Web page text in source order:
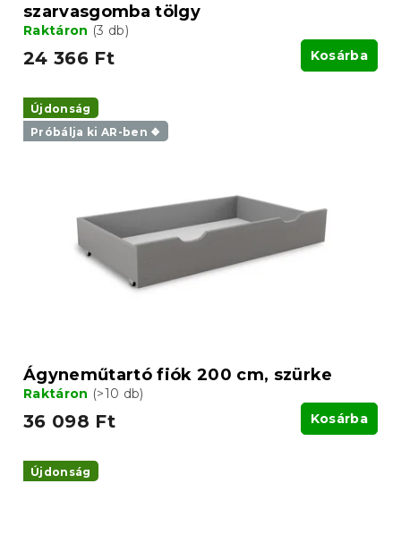
szarvasgomba tölgy
Raktáron (3 db)
24 366 Ft Kosárba
Újdonság
Próbálja ki AR-ben ❖
Ágyneműtartó fiók 200 cm, szürke
Raktáron (>10 db)
36 098 Ft Kosárba
Újdonság